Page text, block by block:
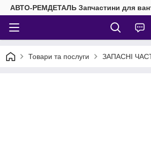
АВТО-РЕМДЕТАЛЬ Запчастини для
Товари та послуги ЗАПАСНІ